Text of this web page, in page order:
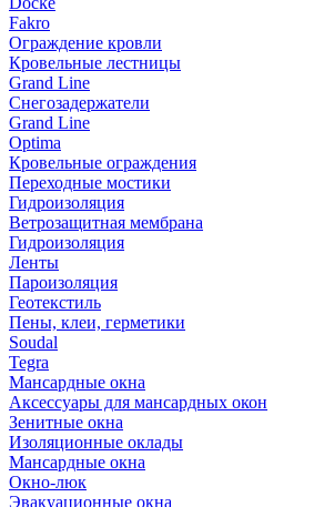
Fakro
Ограждение кровли
Кровельные лестницы
Grand Line
Снегозадержатели
Grand Line
Optima
Кровельные ограждения
Переходные мостики
Гидроизоляция
Ветрозащитная мембрана
Гидроизоляция
Ленты
Пароизоляция
Геотекстиль
Пены, клеи, герметики
Soudal
Tegra
Мансардные окна
Аксессуары для мансардных окон
Зенитные окна
Изоляционные оклады
Мансардные окна
Окно-люк
Эвакуационные окна